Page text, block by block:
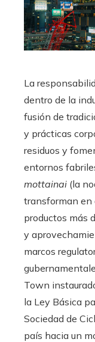
La
dentro de la
fusión de
y prácticas
residuos y
entornos
mottainai (la
transforman en
productos más
y
marcos
Town
la Ley Básica
Sociedad de
país hacia un